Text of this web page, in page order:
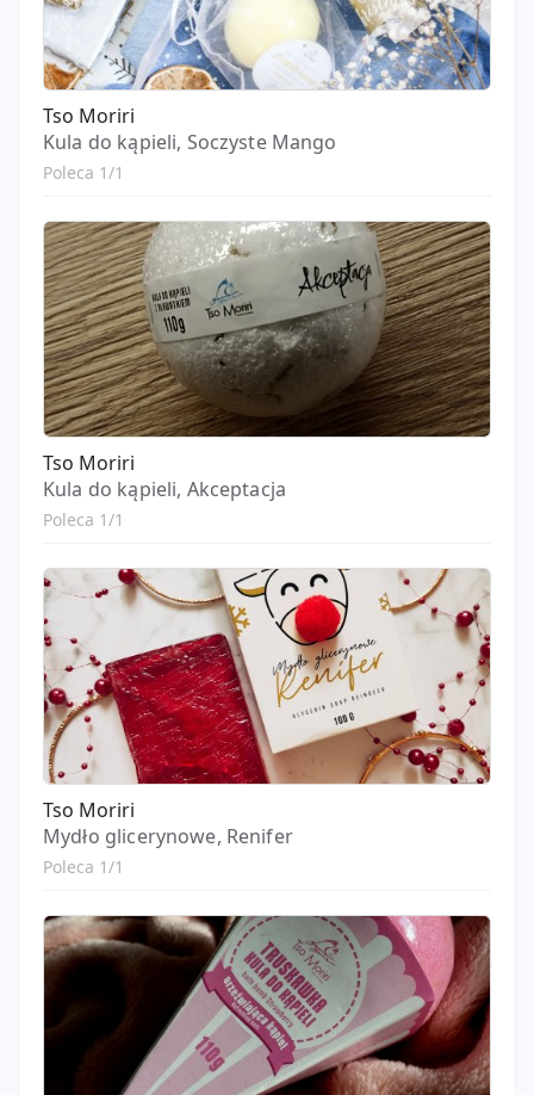
Tso Moriri
Kula do kąpieli, Soczyste Mango
Poleca 1/1
Tso Moriri
Kula do kąpieli, Akceptacja
Poleca 1/1
Tso Moriri
Mydło glicerynowe, Renifer
Poleca 1/1